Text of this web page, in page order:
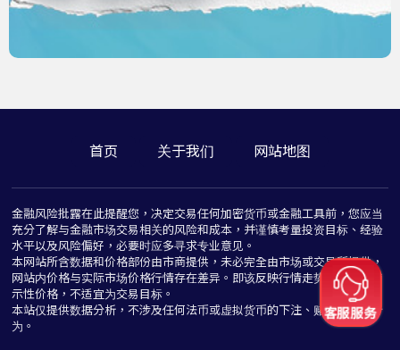
首页 关于我们 网站地图
金融风险批露在此提醒您，决定交易任何加密货币或金融工具前，您应当
充分了解与金融市场交易相关的风险和成本，并谨慎考量投资目标、经验
水平以及风险偏好，必要时应多寻求专业意见。
本网站所含数据和价格部份由市商提供，未必完全由市场或交易所提供，
网站内价格与实际市场价格行情存在差异。即该反映行情走势价格仅为指
示性价格，不适宜为交易目标。
本站仅提供数据分析，不涉及任何法币或虚拟货币的下注、赌博与推介行
为。